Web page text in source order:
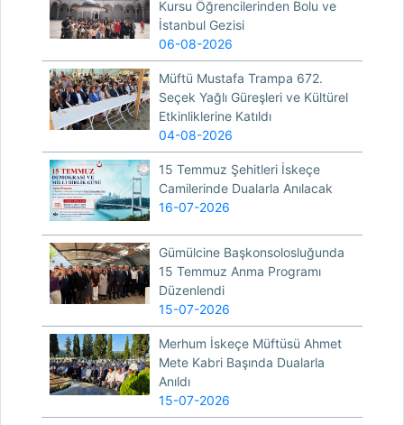
Kursu Öğrencilerinden Bolu ve
İstanbul Gezisi
06-08-2026
Müftü Mustafa Trampa 672.
Seçek Yağlı Güreşleri ve Kültürel
Etkinliklerine Katıldı
04-08-2026
15 Temmuz Şehitleri İskeçe
Camilerinde Dualarla Anılacak
16-07-2026
Gümülcine Başkonsolosluğunda
15 Temmuz Anma Programı
Düzenlendi
15-07-2026
Merhum İskeçe Müftüsü Ahmet
Mete Kabri Başında Dualarla
Anıldı
15-07-2026